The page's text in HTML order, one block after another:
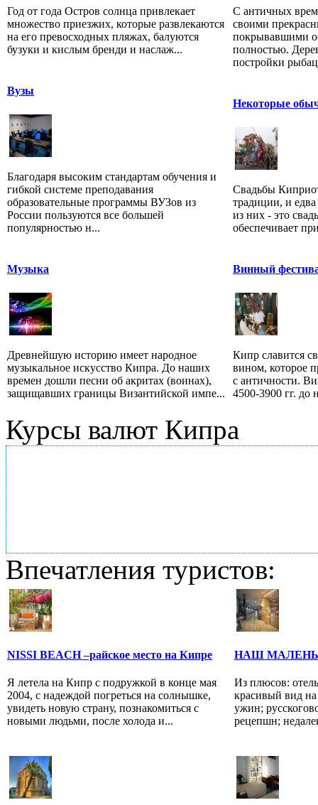
Год от года Остров солнца привлекает
множество приезжих, которые развлекаются
на его превосходных пляжах, балуются
бузуки и кислым бренди и наслаж...
Вузы
Благодаря высоким стандартам обучения и
гибкой системе преподавания
образовательные программы ВУЗов из
России пользуются все большей
популярностью н...
Музыка
Древнейшую историю имеет народное
музыкальное искусство Кипра. До наших
времен дошли песни об акритах (воинах),
защищавших границы Византийской импе...
С античных
своими
покрывавшими
полностью.
постройки
Некоторые
Свадьбы
традиции, и
из них - это
обеспечивает
Винный
Кипр славится
вином, которое
с античности.
4500-3900 гг. до
Курсы валют Кипра
Впечатления туристов:
NISSI BEACH –райское место на Кипре
Я летела на Кипр с подружкой в конце мая
2004, с надеждой погреться на солнышке,
увидеть новую страну, познакомиться с
новыми людьми, после холода и...
НАШ
Из плюсов:
красивый вид
ужин;
рецепшн;